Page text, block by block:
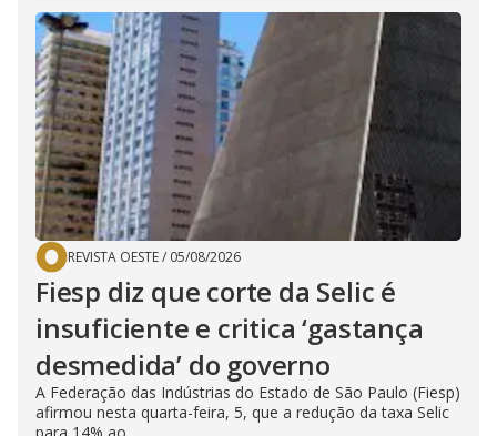
REVISTA OESTE/ 05/08/2026
Fiesp diz que corte da Selic é
insuficiente e critica ‘gastança
desmedida’ do governo
A Federação das Indústrias do Estado de São Paulo (Fiesp)
afirmou nesta quarta-feira, 5, que a redução da taxa Selic
para 14% ao...